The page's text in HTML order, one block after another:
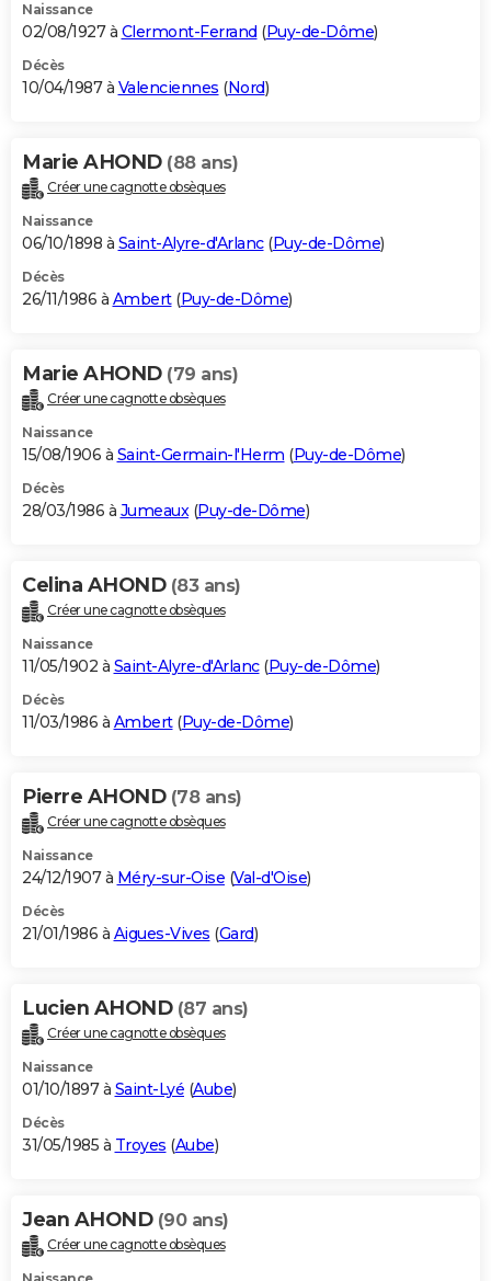
Naissance
02/08/1927 à Clermont-Ferrand (Puy-de-Dôme)
Décès
10/04/1987 à Valenciennes (Nord)
Marie AHOND (88 ans)
Créer une cagnotte obsèques
Naissance
06/10/1898 à Saint-Alyre-d'Arlanc(Puy-de-Dôme)
Décès
26/11/1986 à Ambert(Puy-de-Dôme)
Marie AHOND (79 ans)
Créer une cagnotte obsèques
Naissance
15/08/1906 à Saint-Germain-l'Herm (Puy-de-Dôme)
Décès
28/03/1986 à Jumeaux(Puy-de-Dôme)
Celina AHOND (83 ans)
Créer une cagnotte obsèques
Naissance
11/05/1902 à Saint-Alyre-d'Arlanc(Puy-de-Dôme)
Décès
11/03/1986 à Ambert(Puy-de-Dôme)
Pierre AHOND (78 ans)
Créer une cagnotte obsèques
Naissance
24/12/1907 à Méry-sur-Oise (Val-d'Oise)
Décès
21/01/1986 à Aigues-Vives (Gard)
Lucien AHOND (87 ans)
Créer une cagnotte obsèques
Naissance
01/10/1897 à Saint-Lyé (Aube)
Décès
31/05/1985 à Troyes (Aube)
Jean AHOND (90 ans)
Créer une cagnotte obsèques